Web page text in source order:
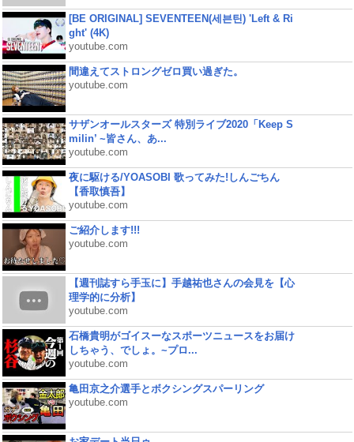
[BE ORIGINAL] SEVENTEEN(세븐틴) 'Left & Ri
ght' (4K)
youtube.com
間違えてストロングゼロ買い過ぎた。
youtube.com
サザンオールスターズ 特別ライブ2020「Keep S
milin’ ~皆さん、あ...
youtube.com
夜に駆ける/YOASOBI 歌ってみた!しんごちん
【香取慎吾】
youtube.com
ご紹介します!!!
youtube.com
【週刊誌すら手玉に】手越祐也さんの会見を【心
理学的に分析】
youtube.com
石橋貴明がゴイスーなスポーツニュースをお届け
しちゃう、でしょ。~プロ...
youtube.com
亀田京之介選手とボクシングスパーリング
youtube.com